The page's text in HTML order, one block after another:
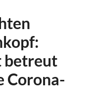
betreut
Corona-